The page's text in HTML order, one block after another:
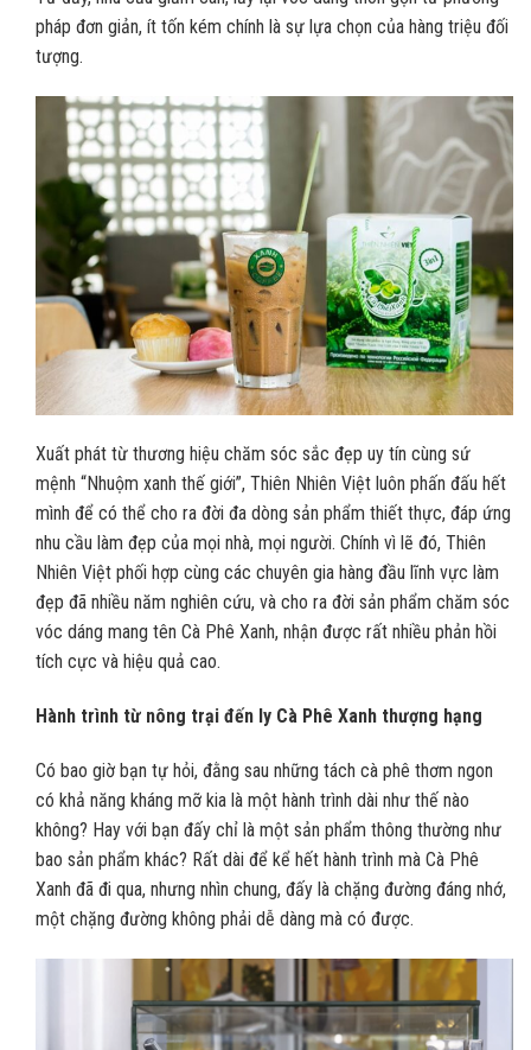
pháp đơn giản, ít tốn kém chính là sự lựa chọn của hàng triệu đối
tượng.
Xuất phát từ thương hiệu chăm sóc sắc đẹp uy tín cùng sứ
mệnh “Nhuộm xanh thế giới”, Thiên Nhiên Việt luôn phấn đấu hết
mình để có thể cho ra đời đa dòng sản phẩm thiết thực, đáp ứng
nhu cầu làm đẹp của mọi nhà, mọi người. Chính vì lẽ đó, Thiên
Nhiên Việt phối hợp cùng các chuyên gia hàng đầu lĩnh vực làm
đẹp đã nhiều năm nghiên cứu, và cho ra đời sản phẩm chăm sóc
vóc dáng mang tên Cà Phê Xanh, nhận được rất nhiều phản hồi
tích cực và hiệu quả cao.
Hành trình từ nông trại đến ly Cà Phê Xanh thượng hạng
Có bao giờ bạn tự hỏi, đằng sau những tách cà phê thơm ngon
có khả năng kháng mỡ kia là một hành trình dài như thế nào
không? Hay với bạn đấy chỉ là một sản phẩm thông thường như
bao sản phẩm khác? Rất dài để kể hết hành trình mà Cà Phê
Xanh đã đi qua, nhưng nhìn chung, đấy là chặng đường đáng nhớ,
một chặng đường không phải dễ dàng mà có được.